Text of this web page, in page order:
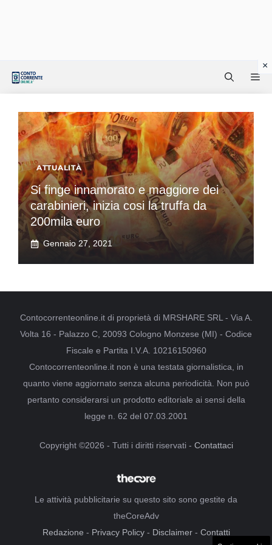
ATTUALITÀ
Si finge innamorato e maggiore dei
carabinieri, inizia cosi la truffa da
200mila euro
Gennaio 27, 2021
Contocorrenteonline.it di proprietà di MRSHARE SRL - Via A.
Volta 16 - Palazzo C, 20093 Cologno Monzese (MI) - Codice
Fiscale e Partita I.V.A. 10216150960
Contocorrenteonline.it non è una testata giornalistica, in
quanto viene aggiornato senza alcuna periodicità. Non può
pertanto considerarsi un prodotto editoriale ai sensi della
legge n. 62 del 07.03.2001
Copyright ©2026 - Tutti i diritti riservati - Contattaci
Le attività pubblicitarie su questo sito sono gestite da
theCoreAdv
Redazione - Privacy Policy- Disclaimer- Contatti